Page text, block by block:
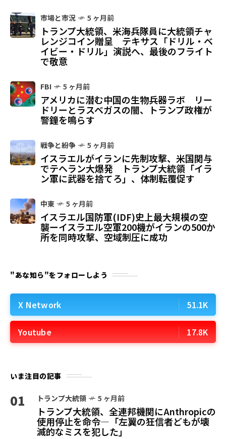
市場と市況 5 ヶ月前
トランプ大統領、米海兵隊員に大統領チャ
レンジコイン贈呈 テキサス「ドリル・ベ
イビー・ドリル」演説へ、最後のフライト
で敬意
FBI 5 ヶ月前
アメリカに潜む中国の生物兵器ラボ リー
ドリーとラスベガスの闇、トランプ政権が
警鐘を鳴らす
戦争と紛争 5 ヶ月前
イスラエルがイランに先制攻撃、米国関与
でテヘラン大爆発 トランプ大統領「イラ
ン軍に武器を捨てろ」、体制転覆促す
中東 5 ヶ月前
イスラエル国防軍(IDF)史上最大規模の空
襲ーイスラエル空軍200機がイランの500か
所を同時攻撃、空域制圧に成功
"あな知ら"をフォローしよう
X Network 51.1K
Youtube 17.8K
いま注目の記事
01 トランプ大統領 5 ヶ月前
トランプ大統領、全連邦機関にAnthropicの
使用停止を命令—「左翼の狂信者どもが壊
滅的なミスを犯した」